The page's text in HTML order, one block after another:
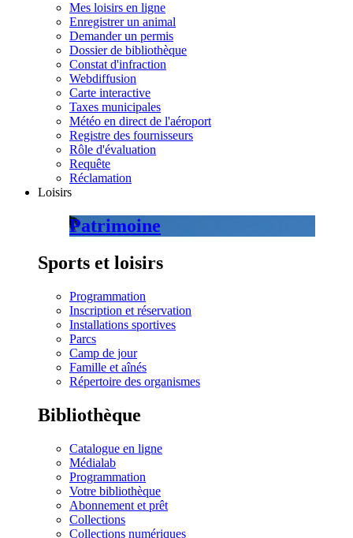
Mes loisirs en ligne
Enregistrer un animal
Demander un permis
Dossier de bibliothèque
Constat d'infraction
Webdiffusion
Carte interactive
Taxes municipales
Météo en direct de l'aéroport
Registre des fournisseurs
Rôle d'évaluation
Requête
Réclamation
Loisirs
Patrimoine
Sports et loisirs
Programmation
Inscription et réservation
Installations sportives
Parcs
Camp de jour
Famille et aînés
Répertoire des organismes
Bibliothèque
Catalogue en ligne
Médialab
Programmation
Votre bibliothèque
Abonnement et prêt
Collections
Collections numériques